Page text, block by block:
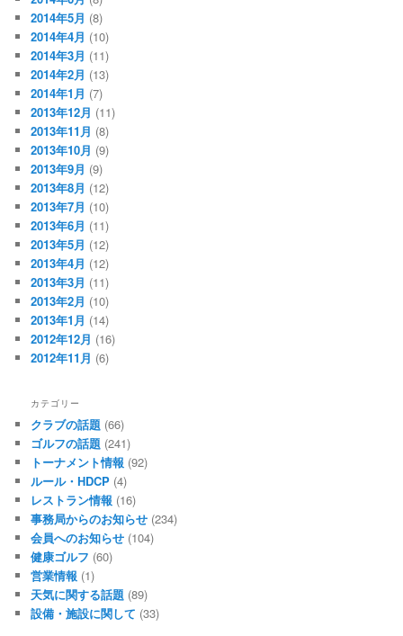
2014年5月 (8)
2014年4月 (10)
2014年3月 (11)
2014年2月 (13)
2014年1月 (7)
2013年12月 (11)
2013年11月 (8)
2013年10月 (9)
2013年9月 (9)
2013年8月 (12)
2013年7月 (10)
2013年6月 (11)
2013年5月 (12)
2013年4月 (12)
2013年3月 (11)
2013年2月 (10)
2013年1月 (14)
2012年12月 (16)
2012年11月 (6)
カテゴリー
クラブの話題 (66)
ゴルフの話題 (241)
トーナメント情報 (92)
ルール・HDCP (4)
レストラン情報 (16)
事務局からのお知らせ (234)
会員へのお知らせ (104)
健康ゴルフ (60)
営業情報 (1)
天気に関する話題 (89)
設備・施設に関して (33)